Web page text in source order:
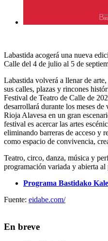
Labastida acogerá una nueva
Calle del 4 de julio al 5 de
Labastida volverá a llenar de
sus calles, plazas y rincones
Festival de Teatro de Calle de
desarrollará durante los meses
Rioja Alavesa en un gran
festival es acercar las artes
eliminando barreras de acceso y
como espacio de convivencia,
Teatro, circo, danza, música y
programación variada y abierta al
Programa Bastidako
Fuente: eidabe.com/
En breve